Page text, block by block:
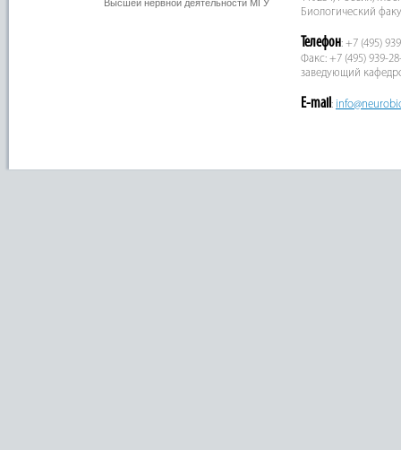
Высшей нервной деятельности МГУ
Биологический
Телефон: +7 (495)
Факс: +7 (495) 939-
заведующий
E-mail :